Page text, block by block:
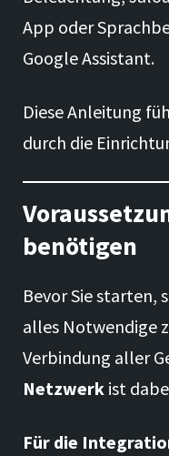
App oder
Google Assistant.
Diese Anleitung
durch die
benötigen
Bevor Sie starten,
alles Notwendige
Verbindung aller
Netzwerk ist
Für die